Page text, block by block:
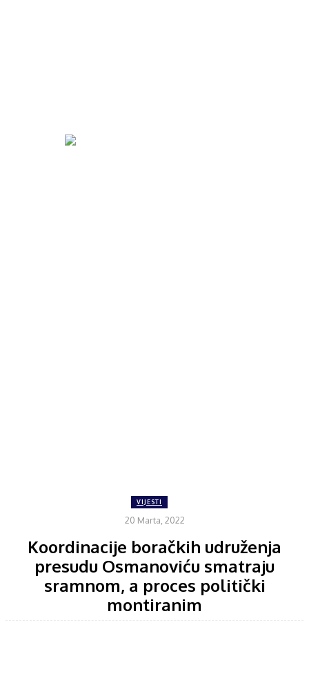
VIJESTI
20 Marta, 2022
Koordinacije boračkih udruženja
presudu Osmanoviću smatraju
sramnom, a proces politički
montiranim